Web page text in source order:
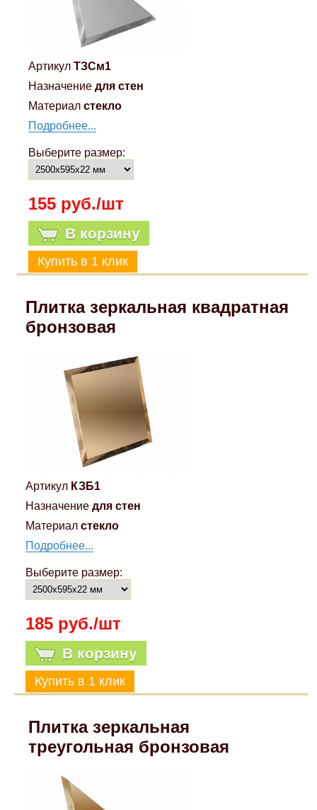
Артикул ТЗСм1
Назначение для стен
Материал стекло
Подробнее...
Выберите размер:
155 руб./шт
В корзину
Плитка зеркальная квадратная
бронзовая
Артикул КЗБ1
Назначение для стен
Материал стекло
Подробнее...
Выберите размер:
185 руб./шт
В корзину
Плитка зеркальная
треугольная бронзовая